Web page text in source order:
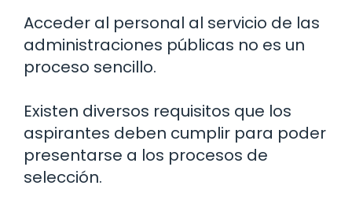
Acceder al personal al servicio de las
administraciones públicas no es un
proceso sencillo.
Existen diversos requisitos que los
aspirantes deben cumplir para poder
presentarse a los procesos de
selección.